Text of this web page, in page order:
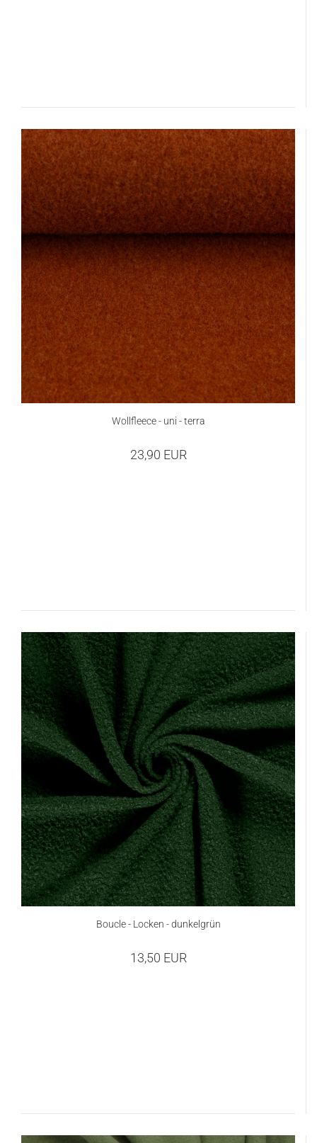
Wollfleece - uni - terra
23,90 EUR
Boucle - Locken - dunkelgrün
13,50 EUR